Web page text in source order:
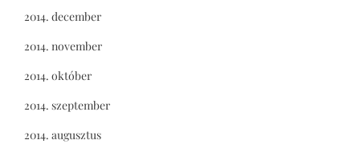
2014. december
2014. november
2014. október
2014. szeptember
2014. augusztus